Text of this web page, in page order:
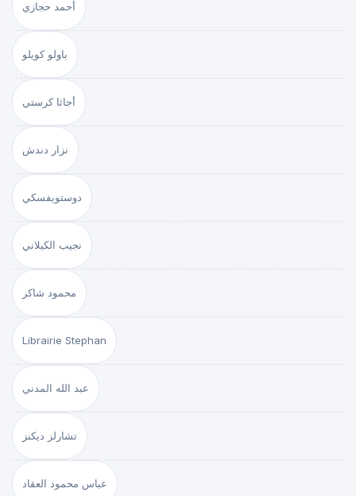
أحمد حجازي
باولو كويلو
أجاثا كرستي
نزار دندش
دوستويفسكي
نجيب الكيلاني
محمود شاكر
Librairie Stephan
عبد الله المدني
تشارلز ديكنز
عباس محمود العقاد